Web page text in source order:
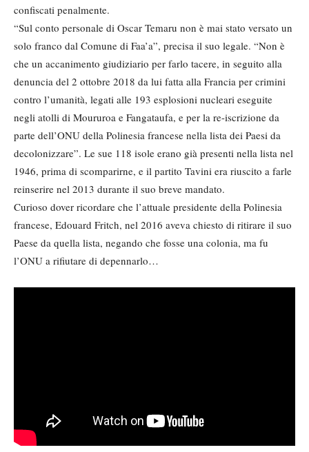
confiscati penalmente.
“Sul conto personale di Oscar Temaru non è mai stato versato un
solo franco dal Comune di Faa’a”, precisa il suo legale. “Non è
che un accanimento giudiziario per farlo tacere, in seguito alla
denuncia del 2 ottobre 2018 da lui fatta alla Francia per crimini
contro l’umanità, legati alle 193 esplosioni nucleari eseguite
negli atolli di Moururoa e Fangataufa, e per la re-iscrizione da
parte dell’ONU della Polinesia francese nella lista dei Paesi da
decolonizzare”. Le sue 118 isole erano già presenti nella lista nel
1946, prima di scomparirne, e il partito Tavini era riuscito a farle
reinserire nel 2013 durante il suo breve mandato.
Curioso dover ricordare che l’attuale presidente della Polinesia
francese, Edouard Fritch, nel 2016 aveva chiesto di ritirare il suo
Paese da quella lista, negando che fosse una colonia, ma fu
l’ONU a rifiutare di depennarlo…